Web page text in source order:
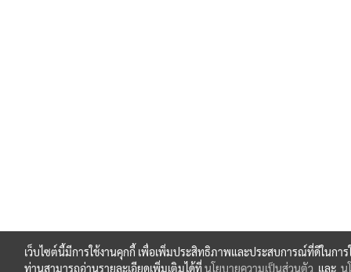
เว็บไซต์นี้มีการใช้งานคุกกี้ เพื่อเพิ่มประสิทธิภาพและประสบการณ์ที่ดีในการ
ท่านสามารถอ่านรายละเอียดเพิ่มเติมได้ที่นโยบายความเป็นส่วนตัว และ น